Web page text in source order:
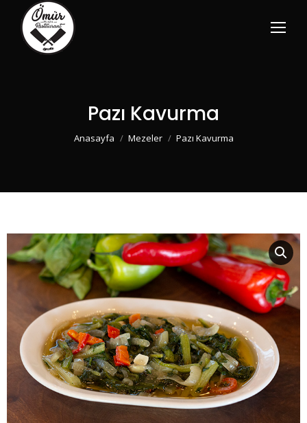
Pazı Kavurma
You are here:
Anasayfa Mezeler Pazı Kavurma